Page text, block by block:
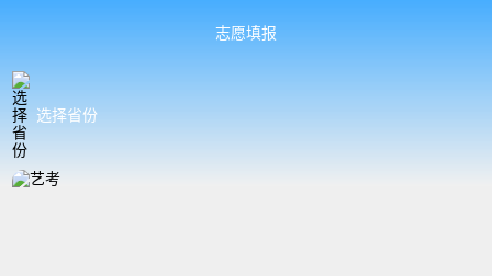
志愿填报
选择省份